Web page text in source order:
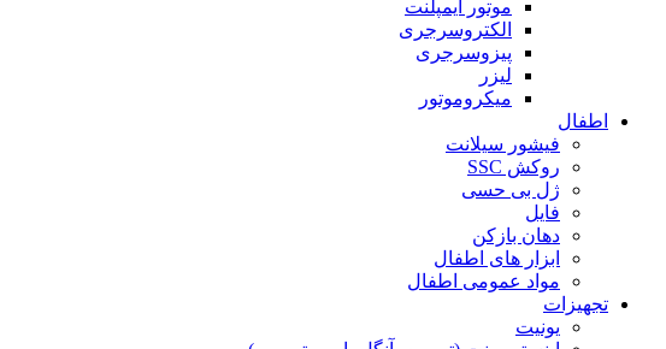
موتور ایمپلنت
الکتروسرجری
پیزوسرجری
لیزر
میکروموتور
اطفال
فیشور سیلانت
روکش SSC
ژل بی حسی
فایل
دهان بازکن
ابزار های اطفال
مواد عمومی اطفال
تجهیزات
یونیت